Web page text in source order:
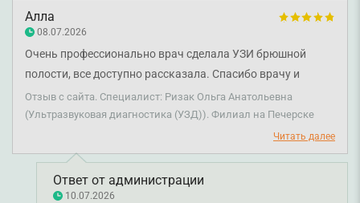
привітність нашого адміністратора. Бажаємо вам
міцного здоров'я!
Алла
08.07.2026
Очень профессионально врач сделала УЗИ брюшной
полости, все доступно рассказала. Спасибо врачу и
клинике!
Отзыв с сайта. Специалист: Ризак Ольга Анатольевна
(Ультразвуковая диагностика (УЗД)). Филиал на Печерске
Читать далее
Ответ от администрации
10.07.2026